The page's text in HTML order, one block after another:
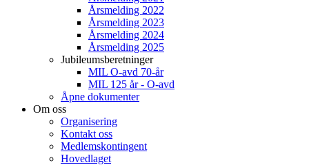
Årsmelding 2022
Årsmelding 2023
Årsmelding 2024
Årsmelding 2025
Jubileumsberetninger
MIL O-avd 70-år
MIL 125 år - O-avd
Åpne dokumenter
Om oss
Organisering
Kontakt oss
Medlemskontingent
Hovedlaget